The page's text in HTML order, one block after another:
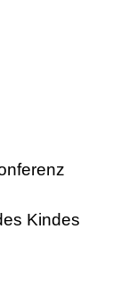
Kindes